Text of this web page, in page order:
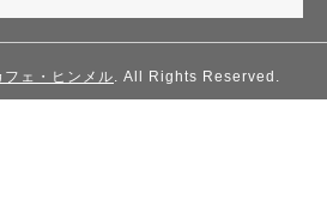
ェ・ヒンメル. All Rights Reserved.